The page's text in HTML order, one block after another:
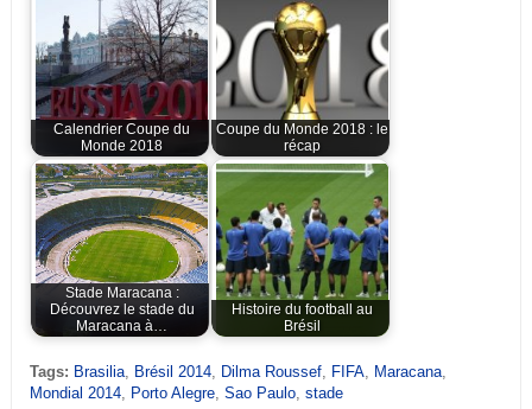
Calendrier Coupe du
Monde 2018
Coupe du Monde 2018 : le
récap
Stade Maracana :
Découvrez le stade du
Maracana à…
Histoire du football au
Brésil
Tags: Brasilia, Brésil 2014, Dilma Roussef, FIFA, Maracana,
Mondial 2014, Porto Alegre, Sao Paulo, stade